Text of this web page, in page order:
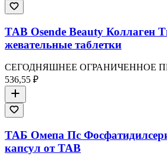
TAB Osende Beauty Коллаген
жевательные таблетки
СЕГОДНЯШНЕЕ ОГРАНИЧЕННОЕ
536,55 ₽
ТАБ Омепа Пс
капсул от TAB